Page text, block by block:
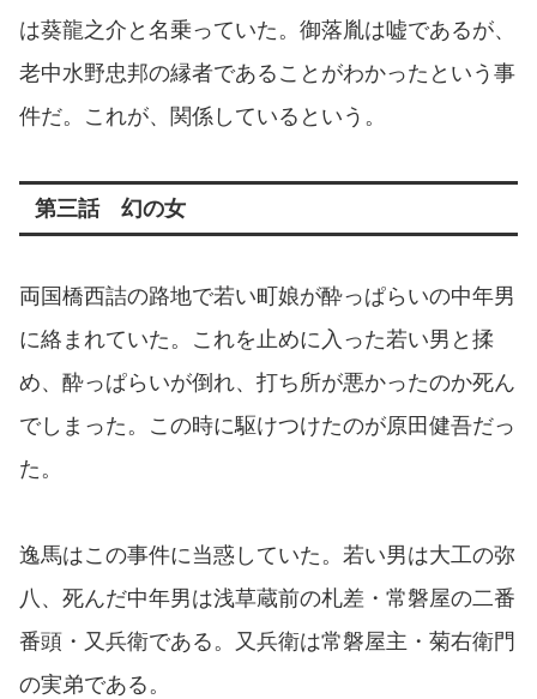
は葵龍之介と名乗っていた。御落胤は嘘であるが、
老中水野忠邦の縁者であることがわかったという事
件だ。これが、関係しているという。
第三話 幻の女
両国橋西詰の路地で若い町娘が酔っぱらいの中年男
に絡まれていた。これを止めに入った若い男と揉
め、酔っぱらいが倒れ、打ち所が悪かったのか死ん
でしまった。この時に駆けつけたのが原田健吾だっ
た。
逸馬はこの事件に当惑していた。若い男は大工の弥
八、死んだ中年男は浅草蔵前の札差・常磐屋の二番
番頭・又兵衛である。又兵衛は常磐屋主・菊右衛門
の実弟である。